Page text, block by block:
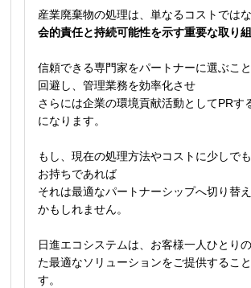
産業廃棄物の処理は、単なるコストでは
会的責任と持続可能性を示す重要な取り
信頼できる専門家をパートナーに選ぶこ
回避し、管理業務を効率化させ
さらには企業の環境貢献活動としてPRす
になります。
もし、現在の処理方法やコストに少しで
お持ちであれば
それは最適なパートナーシップへ切り替
かもしれません。
日進エコシステムは、お客様一人ひとり
た最適なソリューションをご提供するこ
す。